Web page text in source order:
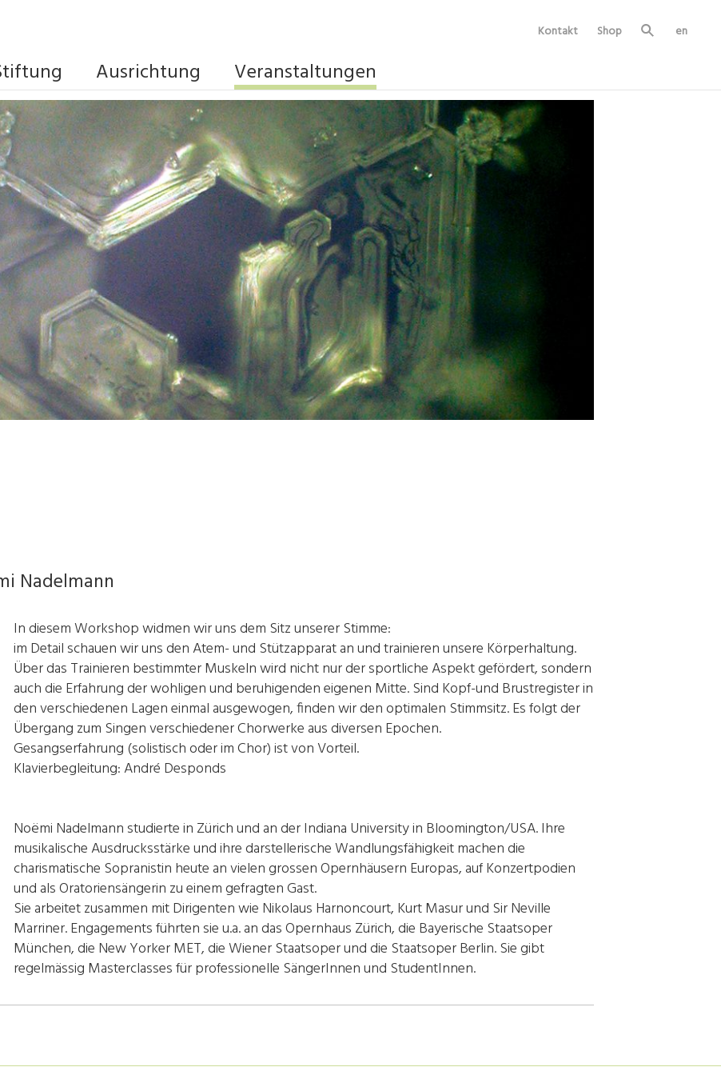
Kontakt Shop
Su
en
Ausrichtung Veranstaltungen
Nadelmann
In diesem Workshop widmen wir uns dem Sitz unserer Stimme:
im Detail schauen wir uns den Atem- und Stützapparat an und trainieren unsere Körperhaltung.
Über das Trainieren bestimmter Muskeln wird nicht nur der sportliche Aspekt gefördert, sondern
auch die Erfahrung der wohligen und beruhigenden eigenen Mitte. Sind Kopf-und Brustregister in
den verschiedenen Lagen einmal ausgewogen, finden wir den optimalen Stimmsitz. Es folgt der
Übergang zum Singen verschiedener Chorwerke aus diversen Epochen.
Gesangserfahrung (solistisch oder im Chor) ist von Vorteil.
Klavierbegleitung: André Desponds
Noëmi Nadelmann studierte in Zürich und an der Indiana University in Bloomington/USA. Ihre
musikalische Ausdrucksstärke und ihre darstellerische Wandlungsfähigkeit machen die
charismatische Sopranistin heute an vielen grossen Opernhäusern Europas, auf Konzertpodien
und als Oratoriensängerin zu einem gefragten Gast.
Sie arbeitet zusammen mit Dirigenten wie Nikolaus Harnoncourt, Kurt Masur und Sir Neville
Marriner. Engagements führten sie u.a. an das Opernhaus Zürich, die Bayerische Staatsoper
München, die New Yorker MET, die Wiener Staatsoper und die Staatsoper Berlin. Sie gibt
regelmässig Masterclasses für professionelle SängerInnen und StudentInnen.